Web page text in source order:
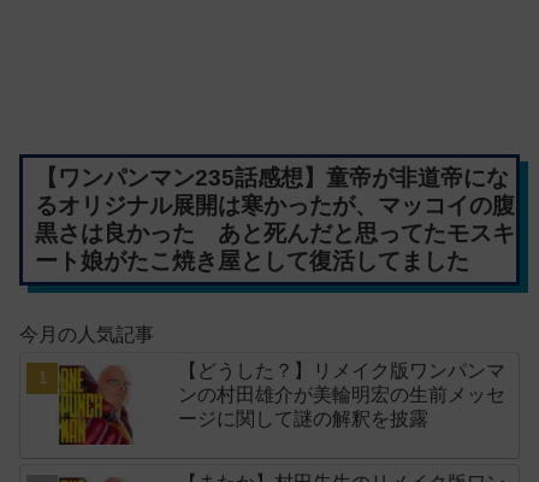
【ワンパンマン235話感想】童帝が非道帝にな
るオリジナル展開は寒かったが、マッコイの腹
黒さは良かった あと死んだと思ってたモスキ
ート娘がたこ焼き屋として復活してました
今月の人気記事
【どうした？】リメイク版ワンパンマ
ンの村田雄介が美輪明宏の生前メッセ
ージに関して謎の解釈を披露